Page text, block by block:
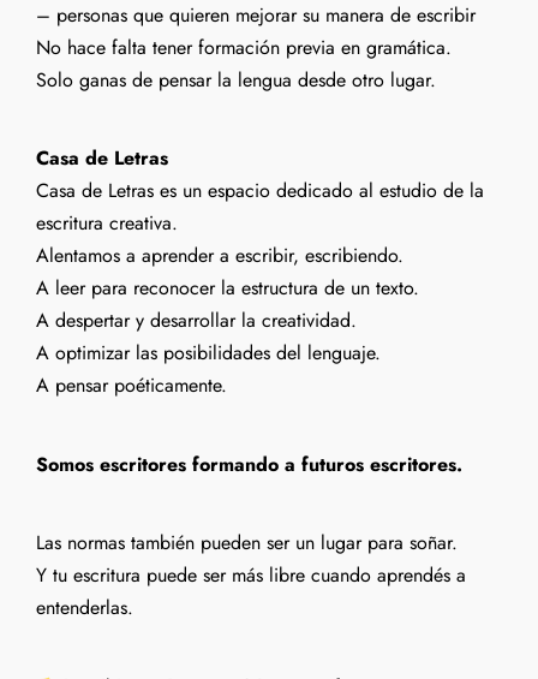
– personas que quieren mejorar su manera de escribir
No hace falta tener formación previa en gramática.
Solo ganas de pensar la lengua desde otro lugar.
Casa de Letras
Casa de Letras es un espacio dedicado al estudio de la
escritura creativa.
Alentamos a aprender a escribir, escribiendo.
A leer para reconocer la estructura de un texto.
A despertar y desarrollar la creatividad.
A optimizar las posibilidades del lenguaje.
A pensar poéticamente.
Somos escritores formando a futuros escritores.
Las normas también pueden ser un lugar para soñar.
Y tu escritura puede ser más libre cuando aprendés a
entenderlas.